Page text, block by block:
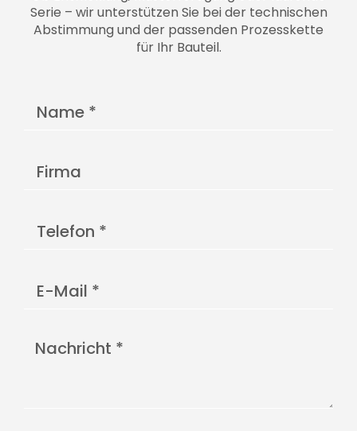
Serie – wir unterstützen Sie bei der technischen
Abstimmung und der passenden Prozesskette
für Ihr Bauteil.